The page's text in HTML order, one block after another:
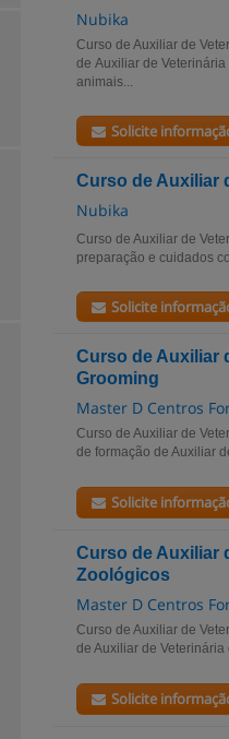
Nubika
Curso de Auxiliar de
de Auxiliar de
animais...
Solicite
Curso de Auxiliar
Nubika
Curso de Auxiliar de
preparação e cuidados
Solicite
Curso de Auxiliar
Grooming
Master D Centros
Curso de Auxiliar de
de formação de Auxiliar
Solicite
Curso de Auxiliar
Zoológicos
Master D Centros
Curso de Auxiliar de
de Auxiliar de
Solicite